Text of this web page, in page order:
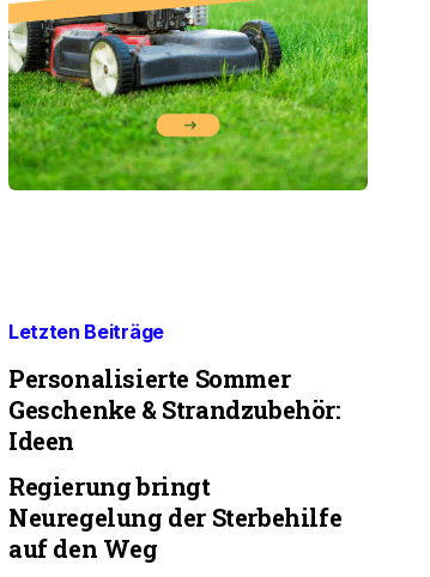
Letzten Beiträge
Personalisierte Sommer
Geschenke & Strandzubehör:
Ideen
Regierung bringt
Neuregelung der Sterbehilfe
auf den Weg